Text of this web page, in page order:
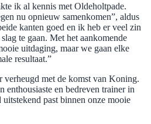
ik al kennis met Oldeholtpade.
nu opnieuw samenkomen”, aldus
kanten goed en ik heb er veel zin
te gaan. Met het aankomende
uitdaging, maar we gaan elke
resultaat.”
verheugd met de komst van Koning.
enthousiaste en bedreven trainer in
past binnen onze mooie